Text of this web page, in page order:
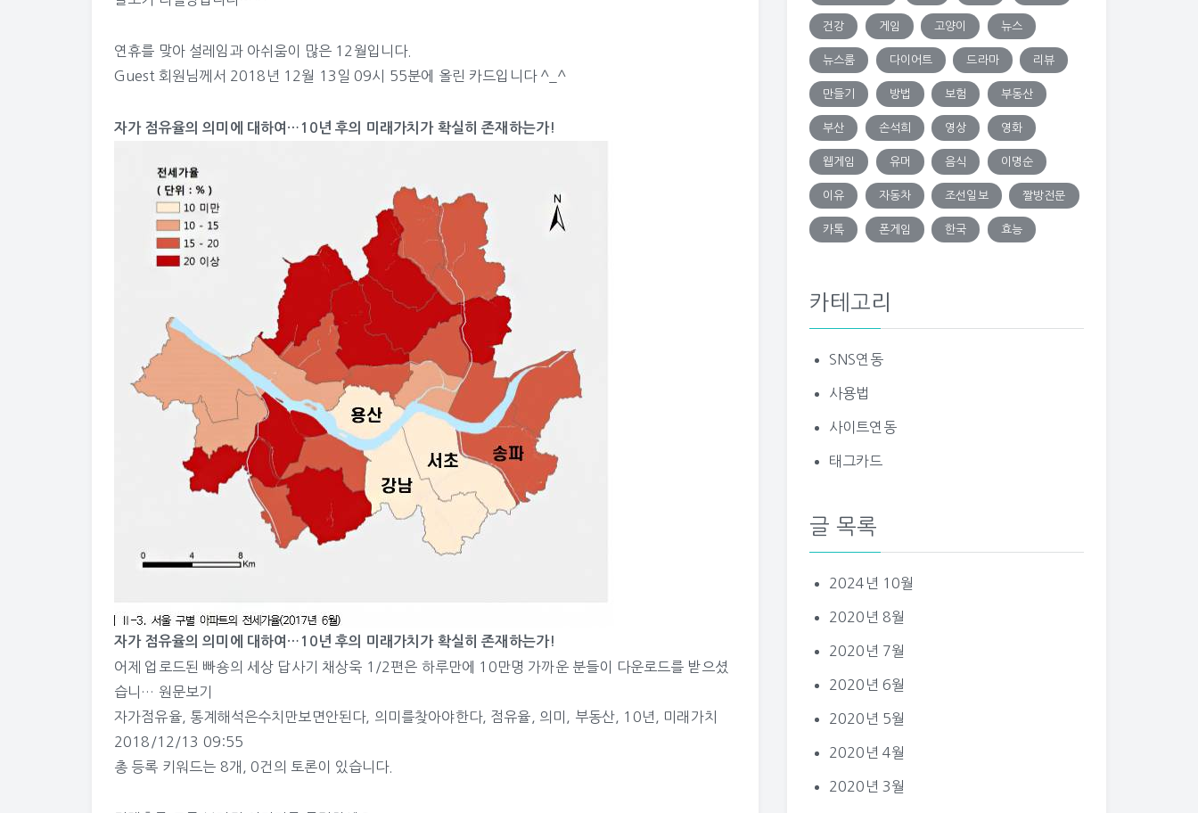
연휴를 맞아 설레임과 아쉬움이 많은 12월입니다.
Guest 회원님께서 2018년 12월 13일 09시 55분에 올린 카드입니다 ^_^
자가 점유율의 의미에 대하여…10년 후의 미래가치가 확실히 존재하는가!
자가 점유율의 의미에 대하여…10년 후의 미래가치가 확실히 존재하는가!
어제 업로드된 빠숑의 세상 답사기 채상욱 1/2편은 하루만에 10만명 가까운 분들이 다운로드를 받으셨
습니… 원문보기
자가점유율, 통계해석은수치만보면안된다, 의미를찾아야한다, 점유율 의미 부동산 10년
미래가치
2018/12/13 09:55
총 등록 키워드는 8개 ,0건 의 토론이 있습니다.
건강 게임 고양이 뉴스
뉴스룸 다이어트 드라마 리뷰
만들기 방법 보험 부동산
부산 손석희 영상 영화
웹게임 유머 음식 이명순
이유 자동차 조선일보 짤방전문
카톡 폰게임 한국 효능
카테고리
SNS연동
사용법
사이트연동
태그카드
글 목록
2024년 10월
2020년 8월
2020년 7월
2020년 6월
2020년 5월
2020년 4월
2020년 3월